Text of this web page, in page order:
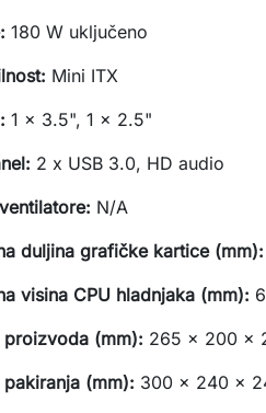
180 W uključeno
Mini ITX
1 x 3.5", 1 x 2.5"
2 x USB 3.0, HD audio
N/A
duljina grafičke kartice (mm):
visina CPU hladnjaka (mm):
proizvoda (mm): 265 x 200 x
(mm): 300 x 240 x